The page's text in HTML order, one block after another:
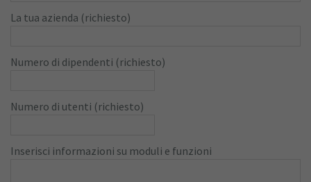
La tua azienda (richiesto)
Numero di dipendenti (richiesto)
Numero di utenti (richiesto)
Inserisci informazioni su moduli e funzioni